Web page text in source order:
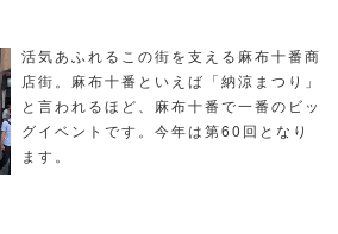
活気あふれるこの街を支える麻布十番商
店街。麻布十番といえば「納涼まつり」
と言われるほど、麻布十番で一番のビッ
グイベントです。今年は第60回となり
ます。